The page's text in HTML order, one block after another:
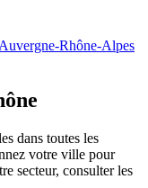
Rhône-Alpes
dans toutes les
votre ville pour
secteur, consulter les